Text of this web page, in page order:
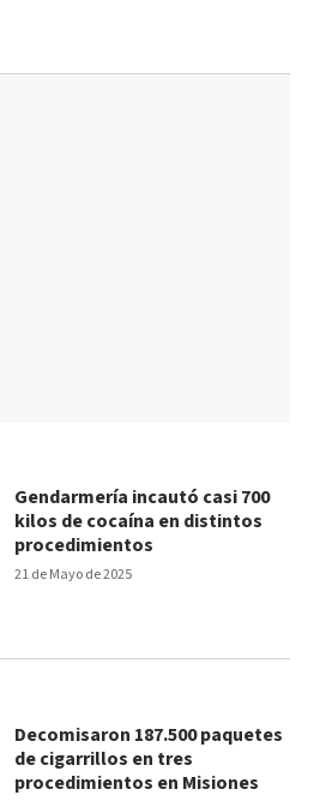
21 de Mayo de 2025
Gendarmería incautó casi 700
kilos de cocaína en distintos
procedimientos
Decomisaron 187.500 paquetes
de cigarrillos en tres
procedimientos en Misiones